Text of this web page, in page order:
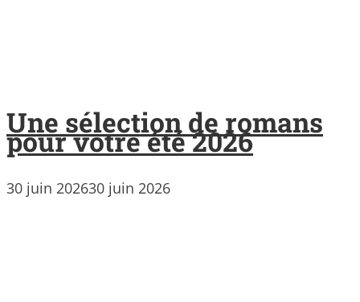
Une sélection de romans
pour votre été 2026
30 juin 202630 juin 2026